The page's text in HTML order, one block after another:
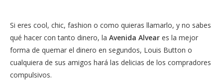
Si eres cool, chic, fashion o como quieras llamarlo, y no sabes
qué hacer con tanto dinero, la Avenida Alvear es la mejor
forma de quemar el dinero en segundos, Louis Button o
cualquiera de sus amigos hará las delicias de los compradores
compulsivos.